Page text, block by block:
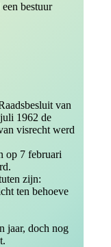
bestuur
van
1962 de
visrecht werd
op 7 februari
zijn:
ten behoeve
jaar, doch nog